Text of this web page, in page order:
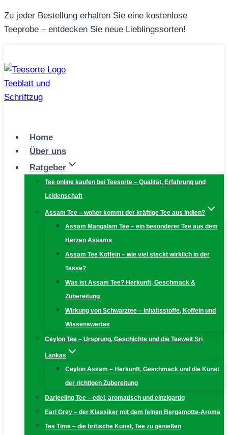
Zum
Inhalt
Zu jeder Bestellung erhalten Sie eine kostenlose
Teeprobe – entdecken Sie neue Lieblingssorten!
Home
Über uns
Ratgeber
Tee online kaufen bei Teesorte – Qualität, Erfahrung und
Leidenschaft
Assam Tee – woher kommt der kräftige Tee aus Indien?
Assam Mangalam Tee – ein besonderer Tee aus dem
Herzen Assams
Assam Tee Koffein – wie viel steckt wirklich in der
Tasse?
Was ist Assam Tee? Herkunft, Geschmack &
Zubereitung
Wirkung von Schwarztee – Inhaltsstoffe, Koffein und
Wissenswertes
Ceylon Tee – Ursprung, Geschichte und die Teewelt Sri
Lankas
Ceylon Assam – Herkunft, Geschmack und die Kunst
der richtigen Zubereitung
Darjeeling Tee – edel, aromatisch und einzigartig
Earl Grey – der Klassiker mit dem feinen Bergamotte-Aroma
Tea Time – die britische Kunst, Tee zu genießen